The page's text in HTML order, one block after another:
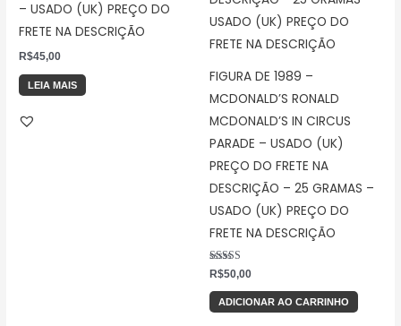
– USADO (UK) PREÇO DO
FRETE NA DESCRIÇÃO
R$45,00
LEIA MAIS
FIGURA DE 1989 –
MCDONALD’S RONALD
MCDONALD’S IN CIRCUS
PARADE – USADO (UK)
PREÇO DO FRETE NA
DESCRIÇÃO – 25 GRAMAS –
USADO (UK) PREÇO DO
FRETE NA DESCRIÇÃO
Avaliação
5.00
de 5
R$50,00
ADICIONAR AO CARRINHO